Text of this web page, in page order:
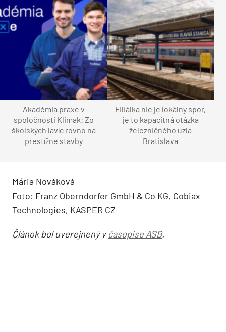
Akadémia praxe v
spoločnosti Klimak: Zo
školských lavíc rovno na
prestížne stavby
Filiálka nie je lokálny spor,
je to kapacitná otázka
železničného uzla
Bratislava
Mária Nováková
Foto: Franz Oberndorfer GmbH & Co KG, ­Cobiax
Technologies, KASPER CZ
Článok bol uverejnený v časopise ASB.